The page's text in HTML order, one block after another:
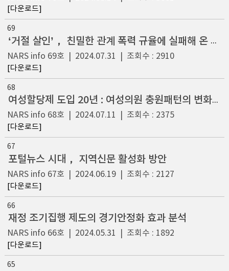
[다운로드]
69
‘거절 살인’， 친밀한 관계 폭력 규율에 실패해 온 이유 : 강압적 통제 행위 범죄화를 위한 입법과제
NARS info 69호 2024.07.31 조회수 : 2910
[다운로드]
68
여성할당제 도입 20년 : 여성의원 충원패턴의 변화와 지속
NARS info 68호 2024.07.11 조회수 : 2375
[다운로드]
67
포털뉴스 시대， 지역신문 활성화 방안
NARS info 67호 2024.06.19| 조회수 : 2127
[다운로드]
66
재정 조기집행 제도의 경기안정화 효과 분석
NARS info 66호 2024.05.31 조회수 : 1892
[다운로드]
65